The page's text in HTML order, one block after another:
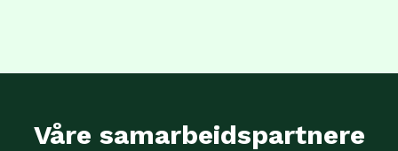
Våre samarbeidspartnere